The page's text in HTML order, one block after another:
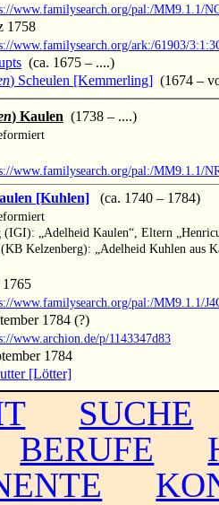
www.familysearch.org/pal:/MM9.1.1/
1758
www.familysearch.org/ark:/61903/
(ca. 1675 – ....)
) Scheulen [Kemmerling] (1674 –
) Kaulen (1738 – ....)
www.familysearch.org/pal:/MM9.1.1/
[Kuhlen] (ca. 1740 – 1784)
(IGI): „Adelheid Kaulen“, Eltern
Kelzenberg): „Adelheid Kuhlen aus
www.familysearch.org/pal:/MM9.1.1/
1784 (?)
www.archion.de/p/1143347d83
1784
[Lötter]
SUCHE
BERUFE